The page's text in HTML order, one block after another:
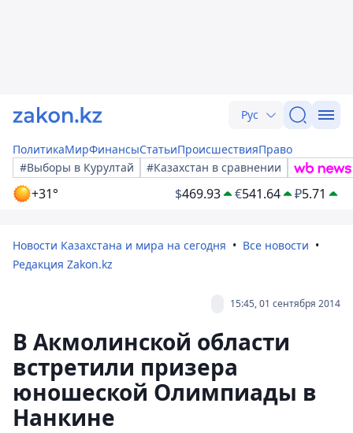
Рус
ПолитикаМирФинансыСтатьиПроисшествияПраво
#Выборы в Курултай
#Казахстан в сравнении
+31° $469.93 €541.64 ₽5.71
Новости Казахстана и мира на сегодня
Все новости
Редакция Zakon.kz
15:45, 01 сентября 2014
В Акмолинской области
встретили призера
юношеской Олимпиады в
Нанкине